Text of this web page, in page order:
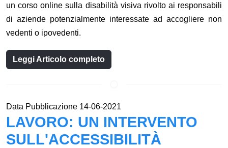
un corso online sulla disabilità visiva rivolto ai responsabili
di aziende potenzialmente interessate ad accogliere non
vedenti o ipovedenti.
Leggi Articolo completo
Data Pubblicazione 14-06-2021
LAVORO: UN INTERVENTO
SULL'ACCESSIBILITÀ